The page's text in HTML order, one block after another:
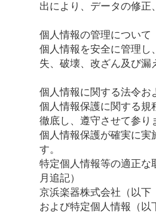
出により、データの修正
個人情報の管理について
個人情報を安全に管理し
失、破壊、改ざん及び漏
個人情報に関する法令お
個人情報保護に関する規
徹底し、遵守させて参り
個人情報保護が確実に実
す。
特定個人情報等の適正な
月追記）
京浜楽器株式会社（以下
および特定個人情報（以